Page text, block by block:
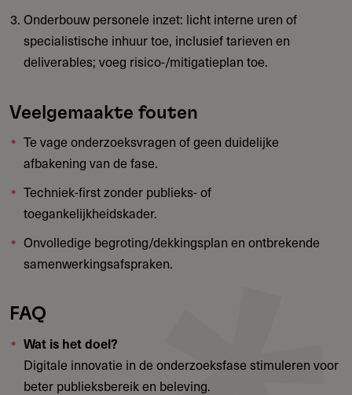
Onderbouw personele inzet: licht interne uren of
specialistische inhuur toe, inclusief tarieven en
deliverables; voeg risico-/mitigatieplan toe.
Veelgemaakte fouten
Te vage onderzoeksvragen of geen duidelijke
afbakening van de fase.
Techniek-first zonder publieks- of
toegankelijkheidskader.
Onvolledige begroting/dekkingsplan en ontbrekende
samenwerkingsafspraken.
FAQ
Wat is het doel?
Digitale innovatie in de onderzoeksfase stimuleren voor
beter publieksbereik en beleving.